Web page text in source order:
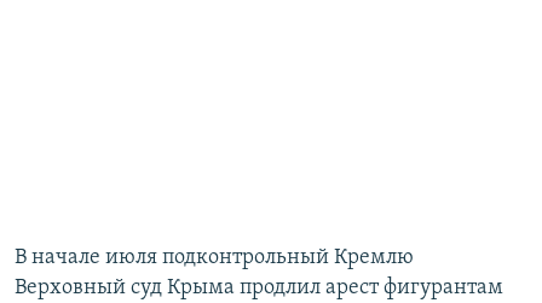
В начале июля подконтрольный Кремлю
Верховный суд Крыма продлил арест фигурантам